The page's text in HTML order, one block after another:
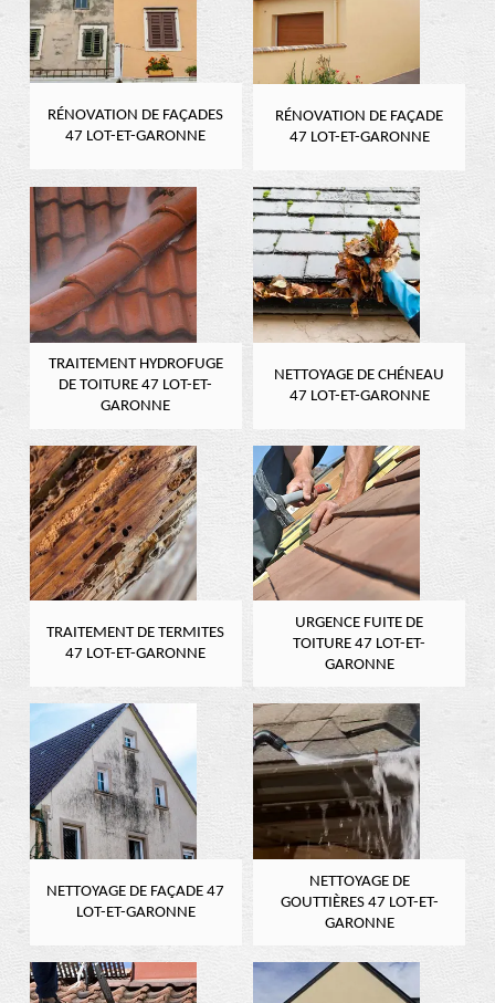
RÉNOVATION DE FAÇADES
47 LOT-ET-GARONNE
RÉNOVATION DE FAÇADE
47 LOT-ET-GARONNE
TRAITEMENT HYDROFUGE
DE TOITURE 47 LOT-ET-
GARONNE
NETTOYAGE DE CHÉNEAU
47 LOT-ET-GARONNE
TRAITEMENT DE TERMITES
47 LOT-ET-GARONNE
URGENCE FUITE DE
TOITURE 47 LOT-ET-
GARONNE
NETTOYAGE DE FAÇADE 47
LOT-ET-GARONNE
NETTOYAGE DE
GOUTTIÈRES 47 LOT-ET-
GARONNE